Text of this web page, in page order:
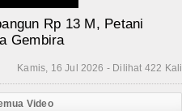
Rp 13 M, Petani
Gembira
Kamis, 16 Jul 2026 - Dilihat 422 Kali
Video